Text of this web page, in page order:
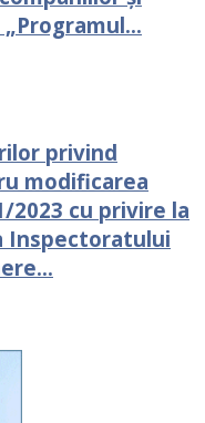
privind
modificarea
2023 cu privire la
Inspectoratului